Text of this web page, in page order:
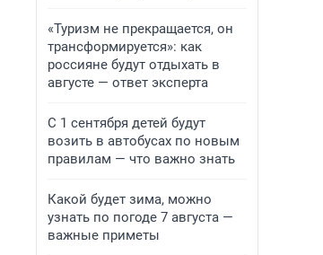
«Туризм не прекращается, он
трансформируется»: как
россияне будут отдыхать в
августе — ответ эксперта
С 1 сентября детей будут
возить в автобусах по новым
правилам — что важно знать
Какой будет зима, можно
узнать по погоде 7 августа —
важные приметы